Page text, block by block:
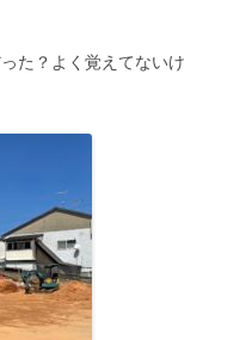
た？よく覚えてないけ